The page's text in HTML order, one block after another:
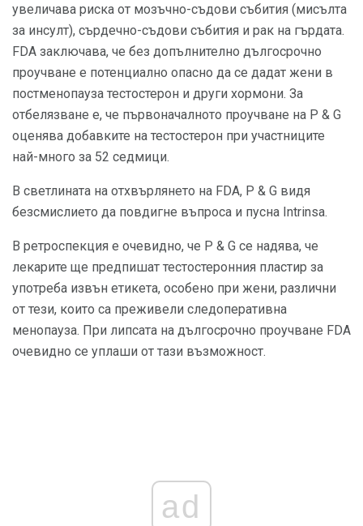
увеличава риска от мозъчно-съдови събития (мисълта
за инсулт), сърдечно-съдови събития и рак на гърдата.
FDA заключава, че без допълнително дългосрочно
проучване е потенциално опасно да се дадат жени в
постменопауза тестостерон и други хормони. За
отбелязване е, че първоначалното проучване на P & G
оценява добавките на тестостерон при участниците
най-много за 52 седмици.
В светлината на отхвърлянето на FDA, P & G видя
безсмислието да повдигне въпроса и пусна Intrinsa.
В ретроспекция е очевидно, че P & G се надява, че
лекарите ще предпишат тестостеронния пластир за
употреба извън етикета, особено при жени, различни
от тези, които са преживели следоперативна
менопауза. При липсата на дългосрочно проучване FDA
очевидно се уплаши от тази възможност.
ad